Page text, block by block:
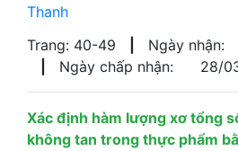
Thanh
Trang: 40-49
Ngày nhận:
Ngày chấp nhận: 28/
Xác định hàm lượng xơ tổng
không tan trong thực phẩm